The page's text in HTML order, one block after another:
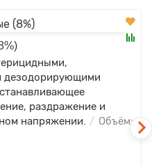
дезодорирующими
раздражение и
напряжении.
Объём: